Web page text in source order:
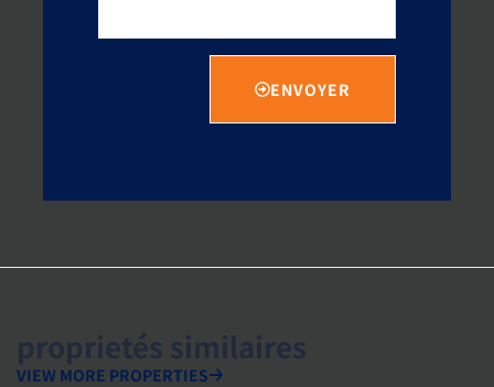
ENVOYER
proprietés similaires
VIEW MORE PROPERTIES